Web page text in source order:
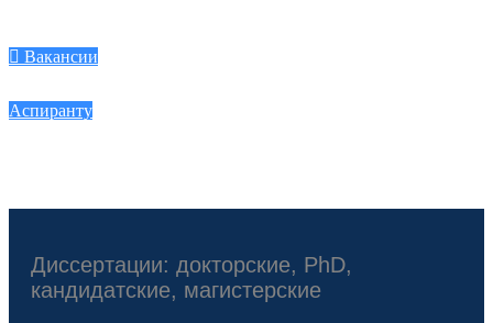
Вакансии
Аспиранту
Диссертации: докторские, PhD,
кандидатские, магистерские